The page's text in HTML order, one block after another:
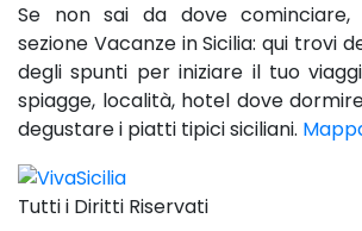
Se non sai da dove
sezione Vacanze in Sicilia: qui trovi
degli spunti per iniziare il tuo
spiagge, località, hotel dove
degustare i piatti tipici siciliani.
Tutti i Diritti Riservati